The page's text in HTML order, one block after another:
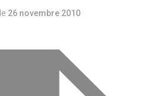
le 26 novembre 2010